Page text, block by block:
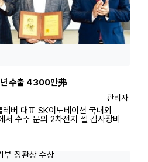
년 수출 4300만弗
등록자
관리자
버 대표 SK이노베이션 국내외
수주 문의 2차전지 셀 검사장비